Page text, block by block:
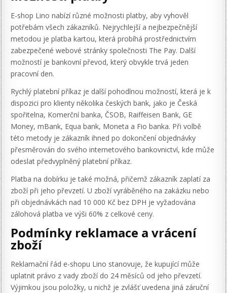
E-shop Lino nabízí různé možnosti platby, aby vyhověl
potřebám všech zákazníků. Nejrychlejší a nejbezpečnější
metodou je platba kartou, která probíhá prostřednictvím
zabezpečené webové stránky společnosti The Pay. Další
možností je bankovní převod, který obvykle trvá jeden
pracovní den.
Rychlý platební příkaz je další pohodlnou možností, která je k
dispozici pro klienty několika českých bank, jako je Česká
spořitelna, Komerční banka, ČSOB, Raiffeisen Bank, GE
Money, mBank, Equa bank, Moneta a Fio banka. Při volbě
této metody je zákazník ihned po dokončení objednávky
přesměrován do svého internetového bankovnictví, kde může
odeslat předvyplněný platební příkaz.
Platba na dobírku je také možná, přičemž zákazník zaplatí za
zboží při jeho převzetí. U zboží vyráběného na zakázku nebo
při objednávkách nad 10 000 Kč bez DPH je vyžadována
zálohová platba ve výši 60% z celkové ceny.
Podmínky reklamace a vrácení
zboží
Reklamační řád e-shopu Lino stanovuje, že kupující může
uplatnit právo z vady zboží do 24 měsíců od jeho převzetí.
Výjimkou jsou položky, u nichž je zvlášť uvedena jiná záruční